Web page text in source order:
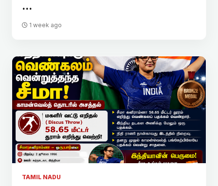
...
1 week ago
TAMIL NADU